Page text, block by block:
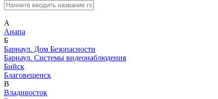
А
Анапа
Б
Барнаул. Дом Безопасности
Барнаул. Системы видеонаблюдения
Бийск
Благовещенск
В
Владивосток